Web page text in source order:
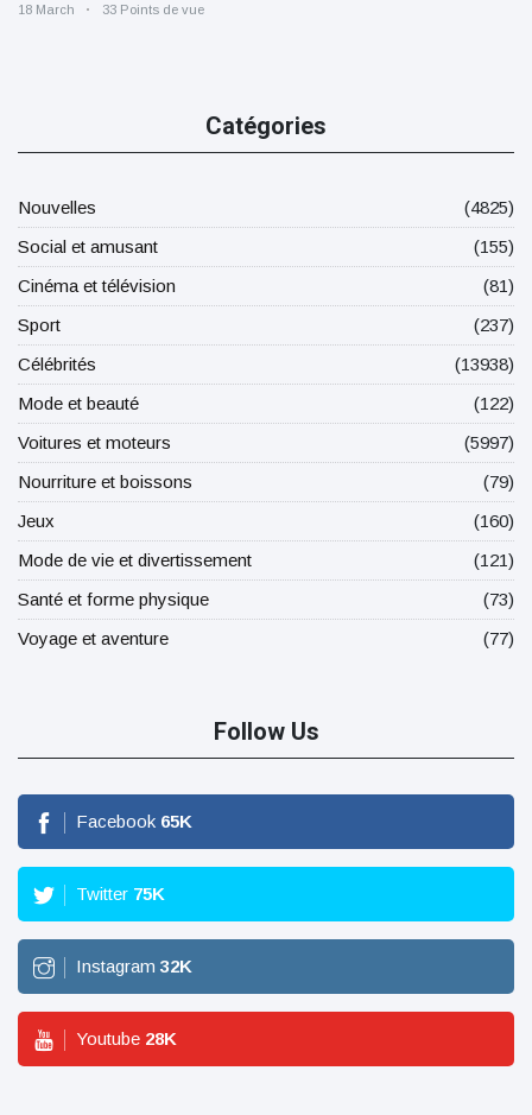
18 March 33 Points de vue
Catégories
Nouvelles
(4825)
Social et amusant
(155)
Cinéma et télévision
(81)
Sport
(237)
Célébrités
(13938)
Mode et beauté
(122)
Voitures et moteurs
(5997)
Nourriture et boissons
(79)
Jeux
(160)
Mode de vie et divertissement
(121)
Santé et forme physique
(73)
Voyage et aventure
(77)
Follow Us
Facebook 65K
Twitter 75K
Instagram 32K
Youtube 28K